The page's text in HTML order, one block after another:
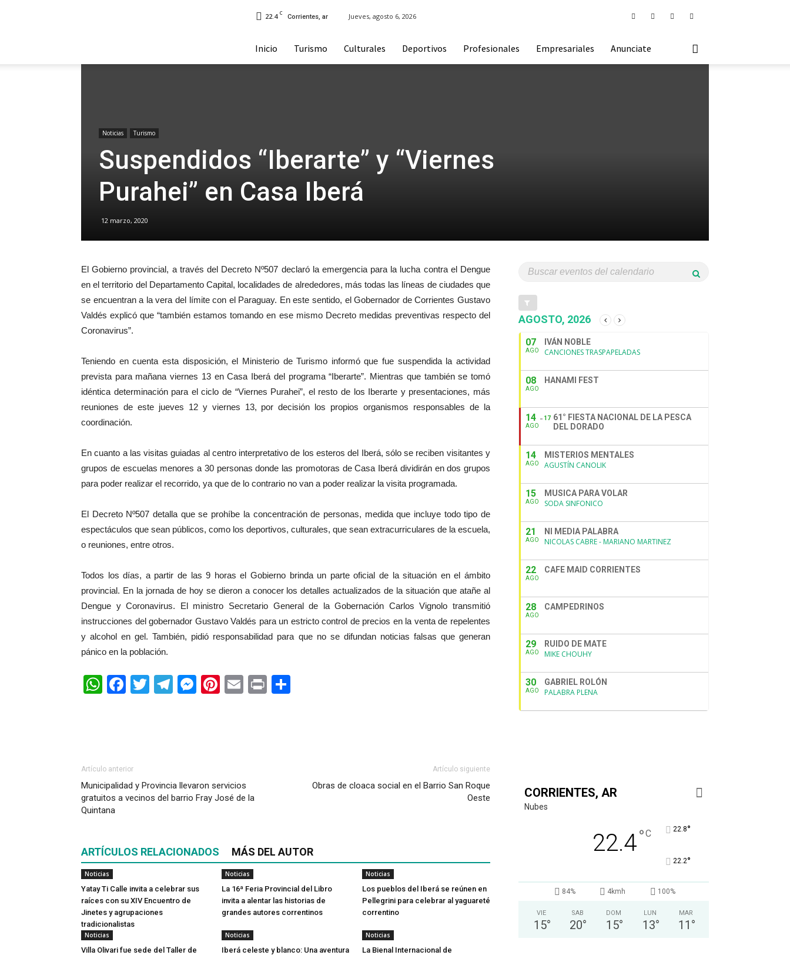
22.4 C
Corrientes, ar Jueves, agosto 6, 2026
Inicio Turismo Culturales Deportivos Profesionales Empresariales Anunciate
Noticias Turismo
Suspendidos “Iberarte” y “Viernes
Purahei” en Casa Iberá
12 marzo, 2020
El Gobierno provincial, a través del Decreto Nº507 declaró la emergencia para la lucha contra el Dengue
en el territorio del Departamento Capital, localidades de alrededores, más todas las líneas de ciudades que
se encuentran a la vera del límite con el Paraguay. En este sentido, el Gobernador de Corrientes Gustavo
Valdés explicó que “también estamos tomando en ese mismo Decreto medidas preventivas respecto del
Coronavirus”.
Teniendo en cuenta esta disposición, el Ministerio de Turismo informó que fue suspendida la actividad
prevista para mañana viernes 13 en Casa Iberá del programa “Iberarte”. Mientras que también se tomó
idéntica determinación para el ciclo de “Viernes Purahei”, el resto de los Iberarte y presentaciones, más
reuniones de este jueves 12 y viernes 13, por decisión los propios organismos responsables de la
coordinación.
En cuanto a las visitas guiadas al centro interpretativo de los esteros del Iberá, sólo se reciben visitantes y
grupos de escuelas menores a 30 personas donde las promotoras de Casa Iberá dividirán en dos grupos
para poder realizar el recorrido, ya que de lo contrario no van a poder realizar la visita programada.
El Decreto Nº507 detalla que se prohíbe la concentración de personas, medida que incluye todo tipo de
espectáculos que sean públicos, como los deportivos, culturales, que sean extracurriculares de la escuela,
o reuniones, entre otros.
Todos los días, a partir de las 9 horas el Gobierno brinda un parte oficial de la situación en el ámbito
provincial. En la jornada de hoy se dieron a conocer los detalles actualizados de la situación que atañe al
Dengue y Coronavirus. El ministro Secretario General de la Gobernación Carlos Vignolo transmitió
instrucciones del gobernador Gustavo Valdés para un estricto control de precios en la venta de repelentes
y alcohol en gel. También, pidió responsabilidad para que no se difundan noticias falsas que generan
pánico en la población.
WhatsApp
Facebook
TwitterTelegram
Messenger
Pinterest
EmailPrint
Artículo anterior
Municipalidad y Provincia llevaron servicios
gratuitos a vecinos del barrio Fray José de la
Quintana
Artículo siguiente
Obras de cloaca social en el Barrio San Roque
Oeste
ARTÍCULOS RELACIONADOS MÁS DEL AUTOR
Noticias
Yatay Ti Calle invita a celebrar sus
raíces con su XIV Encuentro de
Jinetes y agrupaciones
tradicionalistas
Noticias
La 16ª Feria Provincial del Libro
invita a alentar las historias de
grandes autores correntinos
Noticias
Los pueblos del Iberá se reúnen en
Pellegrini para celebrar al yaguareté
correntino
Noticias
Villa Olivari fue sede del Taller de
Noticias
Iberá celeste y blanco: Una aventura
Noticias
La Bienal Internacional de
AGOSTO, 2026
07
AGO
IVÁN NOBLE
CANCIONES TRASPAPELADAS
08
AGO
HANAMI FEST
14
AGO
17 61° FIESTA NACIONAL DE LA PESCA
DEL DORADO
14
AGO
MISTERIOS MENTALES
AGUSTÍN CANOLIK
15
AGO
MUSICA PARA VOLAR
SODA SINFONICO
21
AGO
NI MEDIA PALABRA
NICOLAS CABRE - MARIANO MARTINEZ
22
AGO
CAFE MAID CORRIENTES
28
AGO
CAMPEDRINOS
29
AGO
RUIDO DE MATE
MIKE CHOUHY
30
AGO
GABRIEL ROLÓN
PALABRA PLENA
CORRIENTES, AR
Nubes
22.4°C 22.8°
22.2°
84% 4kmh 100%
VIE
15°
SAB
20°
DOM
15°
LUN
13°
MAR
11 °